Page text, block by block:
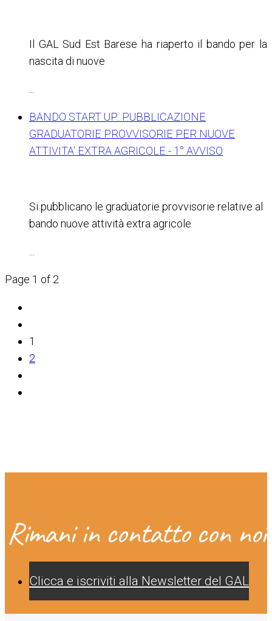
Il GAL Sud Est Barese ha riaperto il bando per la
nascita di nuove
BANDO START UP: PUBBLICAZIONE
GRADUATORIE PROVVISORIE PER NUOVE
ATTIVITA' EXTRA AGRICOLE - 1° AVVISO
Si pubblicano le graduatorie provvisorie relative al
bando nuove attività extra agricole
Page 1 of 2
1
2
Rimani in contatto con noi
Clicca e iscriviti alla Newsletter del GAL